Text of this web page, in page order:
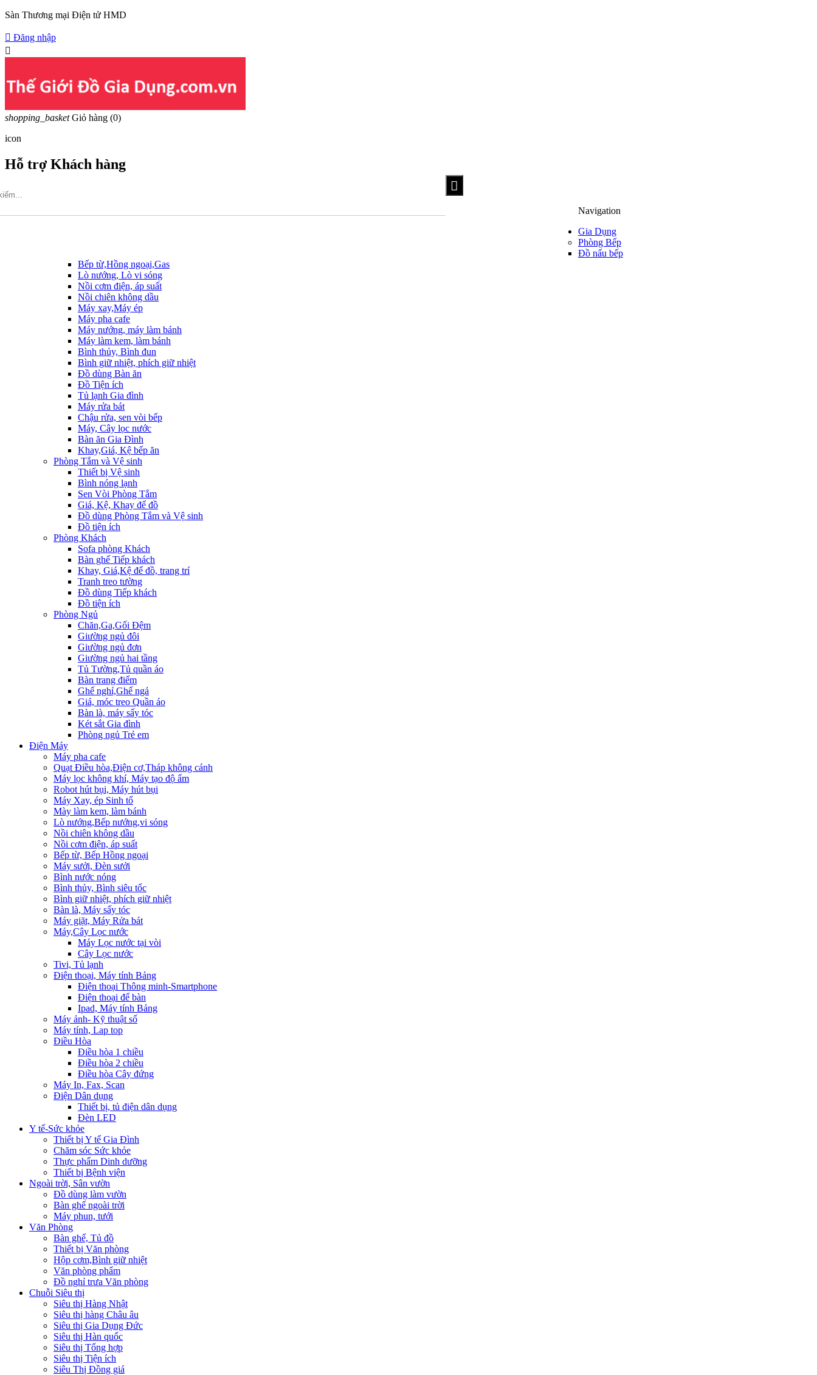
Sàn Thương mại Điện tử HMD
 Đăng nhập

shopping_basket Giỏ hàng (0)
icon
Hỗ trợ Khách hàng
Hotline: 09317.456.44
Navigation
Gia Dụng
Phòng Bếp
Đồ nấu bếp
Bếp từ,Hồng ngoại,Gas
Lò nướng, Lò vi sóng
Nồi cơm điện, áp suất
Nồi chiên không dầu
Máy xay,Máy ép
Máy pha cafe
Máy nướng, máy làm bánh
Máy làm kem, làm bánh
Bình thủy, Bình đun
Bình giữ nhiệt, phích giữ nhiệt
Đồ dùng Bàn ăn
Đồ Tiện ích
Tủ lạnh Gia đình
Máy rửa bát
Chậu rửa, sen vòi bếp
Máy, Cây lọc nước
Bàn ăn Gia Đình
Khay,Giá, Kệ bếp ăn
Phòng Tắm và Vệ sinh
Thiết bị Vệ sinh
Bình nóng lạnh
Sen Vòi Phòng Tắm
Giá, Kệ, Khay để đồ
Đồ dùng Phòng Tắm và Vệ sinh
Đồ tiện ích
Phòng Khách
Sofa phòng Khách
Bàn ghế Tiếp khách
Khay, Giá,Kệ để đồ, trang trí
Tranh treo tường
Đồ dùng Tiếp khách
Đồ tiện ích
Phòng Ngủ
Chăn,Ga,Gối Đệm
Giường ngủ đôi
Giường ngủ đơn
Giường ngủ hai tầng
Tủ Tường,Tủ quần áo
Bàn trang điểm
Ghế nghỉ,Ghế ngả
Giá, móc treo Quần áo
Bàn là, máy sấy tóc
Két sắt Gia đình
Phòng ngủ Trẻ em
Điện Máy
Máy pha cafe
Quạt Điều hòa,Điện cơ,Tháp không cánh
Máy lọc không khí, Máy tạo độ ẩm
Robot hút bụi, Máy hút bụi
Máy Xay, ép Sinh tố
Mày làm kem, làm bánh
Lò nướng,Bếp nướng,vi sóng
Nồi chiên không dầu
Nồi cơm điện, áp suất
Bếp từ, Bếp Hồng ngoại
Máy sưởi, Đèn sưởi
Bình nước nóng
Bình thủy, Bình siêu tốc
Bình giữ nhiệt, phích giữ nhiệt
Bàn là, Máy sấy tóc
Máy giặt, Máy Rửa bát
Máy,Cây Lọc nước
Máy Lọc nước tại vòi
Cây Lọc nước
Tivi, Tủ lạnh
Điện thoại, Máy tính Bảng
Điện thoại Thông minh-Smartphone
Điện thoại để bàn
Ipad, Máy tính Bảng
Máy ảnh- Kỹ thuật số
Máy tính, Lap top
Điều Hòa
Điều hòa 1 chiều
Điều hòa 2 chiều
Điều hòa Cây đứng
Máy In, Fax, Scan
Điện Dân dụng
Thiết bị, tủ điện dân dụng
Đèn LED
Y tế-Sức khỏe
Thiết bị Y tế Gia Đình
Chăm sóc Sức khỏe
Thực phẩm Dinh dưỡng
Thiết bị Bệnh viện
Ngoài trời, Sân vườn
Đồ dùng làm vườn
Bàn ghế ngoài trời
Máy phun, tưới
Văn Phòng
Bàn ghế, Tủ đồ
Thiết bị Văn phòng
Hộp cơm,Bình giữ nhiệt
Văn phòng phẩm
Đồ nghỉ trưa Văn phòng
Chuỗi Siêu thị
Siêu thị Hàng Nhật
Siêu thị hàng Châu âu
Siêu thị Gia Dụng Đức
Siêu thị Hàn quốc
Siêu thị Tổng hợp
Siêu thị Tiện ích
Siêu Thị Đồng giá